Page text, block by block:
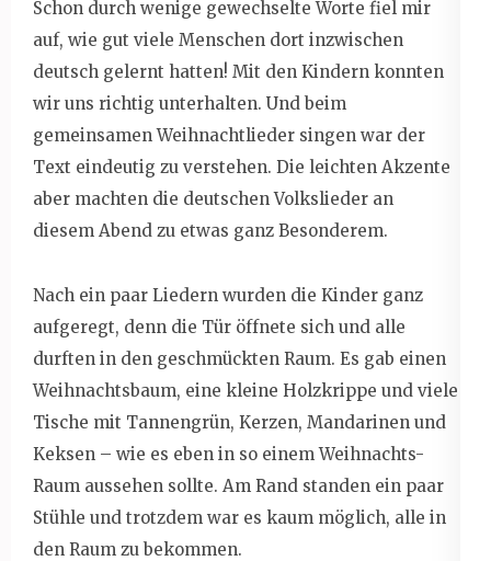
Schon durch wenige gewechselte Worte fiel mir
auf, wie gut viele Menschen dort inzwischen
deutsch gelernt hatten! Mit den Kindern konnten
wir uns richtig unterhalten. Und beim
gemeinsamen Weihnachtlieder singen war der
Text eindeutig zu verstehen. Die leichten Akzente
aber machten die deutschen Volkslieder an
diesem Abend zu etwas ganz Besonderem.
Nach ein paar Liedern wurden die Kinder ganz
aufgeregt, denn die Tür öffnete sich und alle
durften in den geschmückten Raum. Es gab einen
Weihnachtsbaum, eine kleine Holzkrippe und viele
Tische mit Tannengrün, Kerzen, Mandarinen und
Keksen – wie es eben in so einem Weihnachts-
Raum aussehen sollte. Am Rand standen ein paar
Stühle und trotzdem war es kaum möglich, alle in
den Raum zu bekommen.